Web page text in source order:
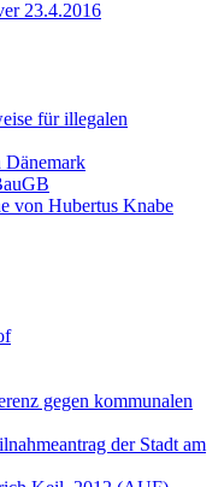
23.4.2016
für illegalen
Dänemark
von Hubertus Knabe
gegen kommunalen
der Stadt am